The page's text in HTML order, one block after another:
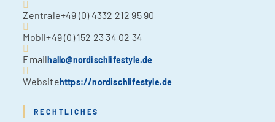
Zentrale+49 (0) 4332 212 95 90
Mobil+49 (0) 152 23 34 02 34
Emailhallo@nordischlifestyle.de
Websitehttps://nordischlifestyle.de
RECHTLICHES